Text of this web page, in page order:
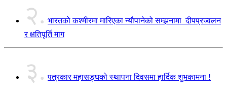
२. भारतको कश्मीरमा मारिएका न्यौपानेको सम्झनामा दीपप्रज्वलन
र क्षतिपूर्ति माग
३. पत्रकार महासङ्घको स्थापना दिवसमा हार्दिक शुभकामना !